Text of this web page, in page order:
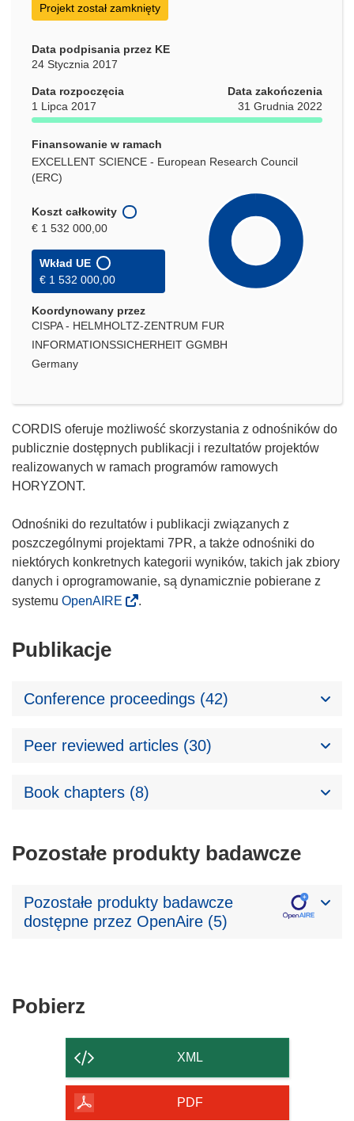
Projekt został zamknięty
Data podpisania przez KE
24 Stycznia 2017
Data rozpoczęcia
1 Lipca 2017
Data zakończenia
31 Grudnia 2022
Finansowanie w ramach
EXCELLENT SCIENCE - European Research Council
(ERC)
Koszt całkowity
€ 1 532 000,00
Wkład UE
€ 1 532 000,00
Koordynowany przez
CISPA - HELMHOLTZ-ZENTRUM FUR
INFORMATIONSSICHERHEIT GGMBH
Germany
CORDIS oferuje możliwość skorzystania z odnośników do
publicznie dostępnych publikacji i rezultatów projektów
realizowanych w ramach programów ramowych
HORYZONT.
Odnośniki do rezultatów i publikacji związanych z
poszczególnymi projektami 7PR, a także odnośniki do
niektórych konkretnych kategorii wyników, takich jak zbiory
danych i oprogramowanie, są dynamicznie pobierane z
systemu OpenAIRE .
Publikacje
Conference proceedings (42)
Peer reviewed articles (30)
Book chapters (8)
Pozostałe produkty badawcze
Pozostałe produkty badawcze
dostępne przez OpenAire (5)
Pobierz
strony
XML
PDF